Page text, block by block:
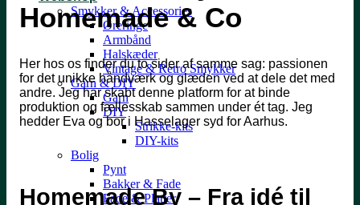
Smykker & Accessories
Øreringe
Armbånd
Halskæder
Vintage & Retro Smykker
Garn & DIY
Garn
DIY
Strikke-kits
DIY-kits
Bolig
Pynt
Bakker & Fade
Fade & Platter
Homemade & Co
Her hos os finder du to sider af samme sag: passionen
for det unikke håndværk og glæden ved at dele det med
andre. Jeg har skabt denne platform for at binde
produktion og fællesskab sammen under ét tag. Jeg
hedder Eva og bor i Hasselager syd for Aarhus.
Homemade By – Fra idé til